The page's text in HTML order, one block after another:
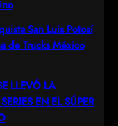
San Luis Potosí
de Trucks México
LLEVÓ LA
EN EL SÚPER